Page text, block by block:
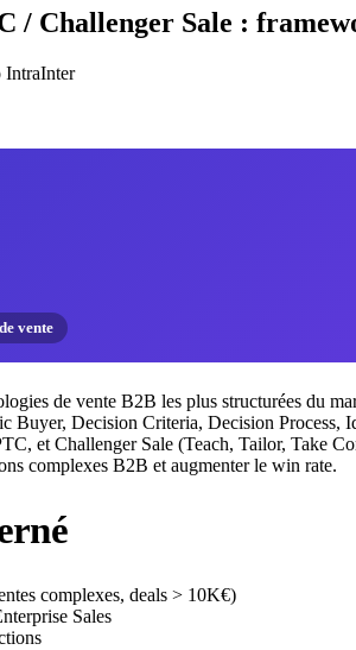
/ Challenger Sale :
IntraInter
vente
de vente B2B les plus structurées du
Buyer, Decision Criteria, Decision Process,
et Challenger Sale (Teach, Tailor, Take
complexes B2B et augmenter le win rate.
complexes, deals > 10K€)
Sales